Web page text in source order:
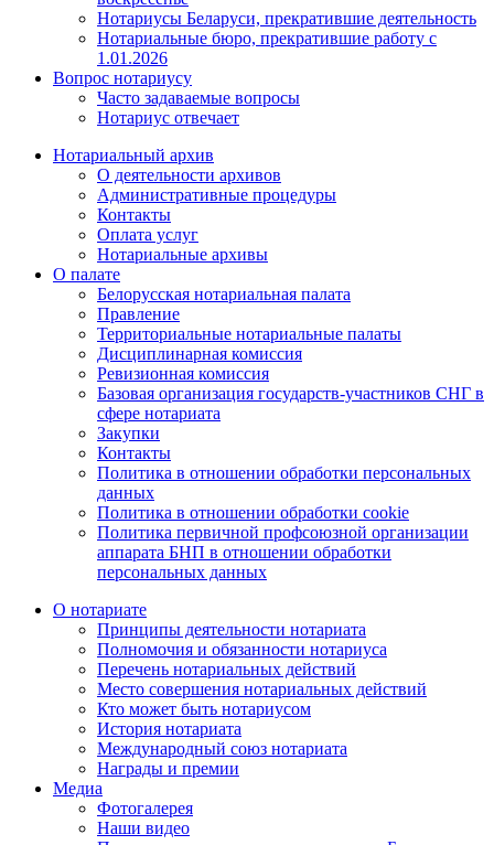
Нотариусы Беларуси, прекратившие деятельность
Нотариальные бюро, прекратившие работу с
1.01.2026
Вопрос нотариусу
Часто задаваемые вопросы
Нотариус отвечает
Нотариальный архив
О деятельности архивов
Административные процедуры
Контакты
Оплата услуг
Нотариальные архивы
О палате
Белорусская нотариальная палата
Правление
Территориальные нотариальные палаты
Дисциплинарная комиссия
Ревизионная комиссия
Базовая организация государств-участников СНГ в
сфере нотариата
Закупки
Контакты
Политика в отношении обработки персональных
данных
Политика в отношении обработки cookie
Политика первичной профсоюзной организации
аппарата БНП в отношении обработки
персональных данных
О нотариате
Принципы деятельности нотариата
Полномочия и обязанности нотариуса
Перечень нотариальных действий
Место совершения нотариальных действий
Кто может быть нотариусом
История нотариата
Международный союз нотариата
Награды и премии
Медиа
Фотогалерея
Наши видео